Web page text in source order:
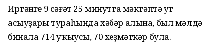
Иртәнге 9 сәғәт 25 минутта мәктәптә ут
асыуҙары тураһында хәбәр алына, был мәлдә
бинала 714 уҡыусы, 70 хеҙмәткәр була.